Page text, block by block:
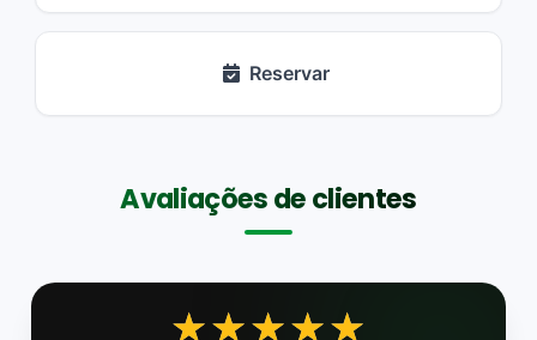
Reservar
Avaliações de clientes
★★★★★
★★★★★